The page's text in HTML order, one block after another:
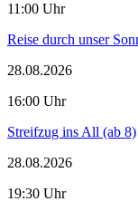
11:00 Uhr
Reise durch unser
28.08.2026
16:00 Uhr
Streifzug ins All (ab 8)
28.08.2026
19:30 Uhr